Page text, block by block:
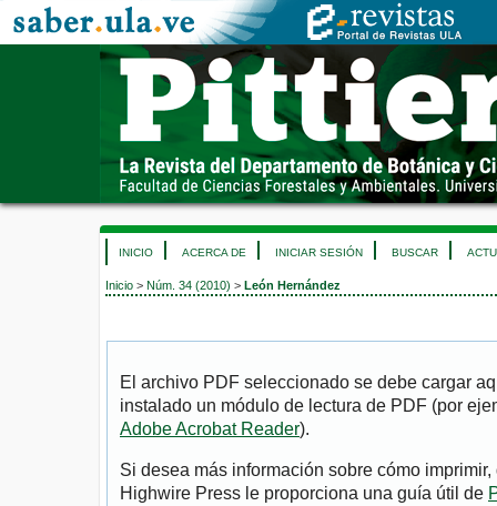
INICIO ACERCA DE INICIAR SESIÓN BUSCAR
Inicio > Núm. 34 (2010) > León Hernández
El archivo PDF seleccionado se debe cargar
instalado un módulo de lectura de PDF (por
Adobe Acrobat Reader).
Si desea más información sobre cómo
Highwire Press le proporciona una guía útil de